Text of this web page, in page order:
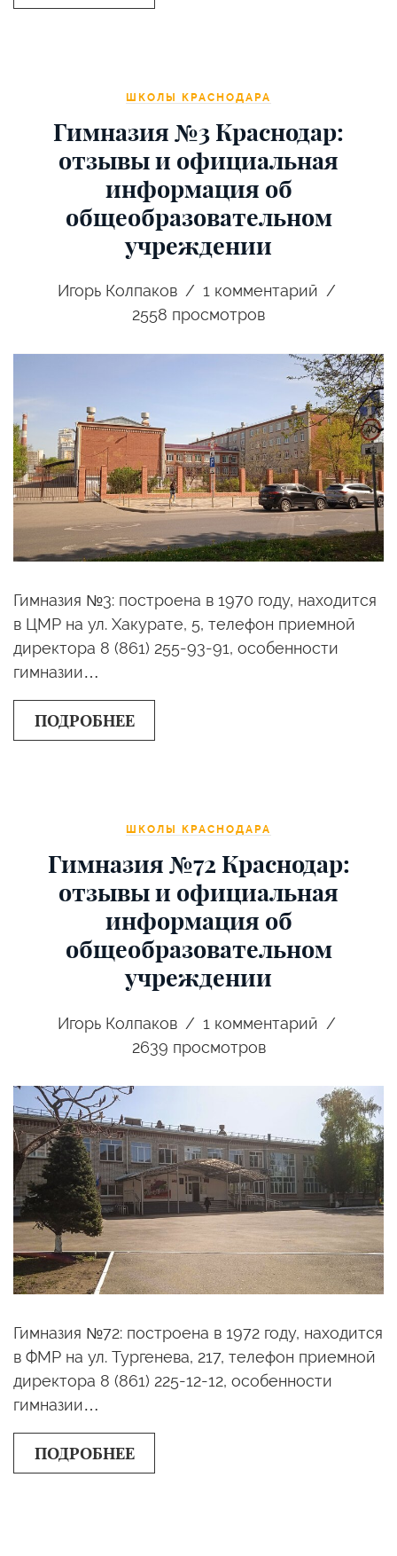
ШКОЛЫ КРАСНОДАРА
Гимназия №3 Краснодар:
отзывы и официальная
информация об
общеобразовательном
учреждении
Игорь Колпаков 1 комментарий
2558 просмотров
Гимназия №3: построена в 1970 году, находится
в ЦМР на ул. Хакурате, 5, телефон приемной
директора 8 (861) 255-93-91, особенности
гимназии…
ПОДРОБНЕЕ
ШКОЛЫ КРАСНОДАРА
Гимназия №72 Краснодар:
отзывы и официальная
информация об
общеобразовательном
учреждении
Игорь Колпаков 1 комментарий
2639 просмотров
Гимназия №72: построена в 1972 году, находится
в ФМР на ул. Тургенева, 217, телефон приемной
директора 8 (861) 225-12-12, особенности
гимназии…
ПОДРОБНЕЕ